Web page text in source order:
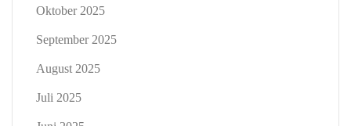
Oktober 2025
September 2025
August 2025
Juli 2025